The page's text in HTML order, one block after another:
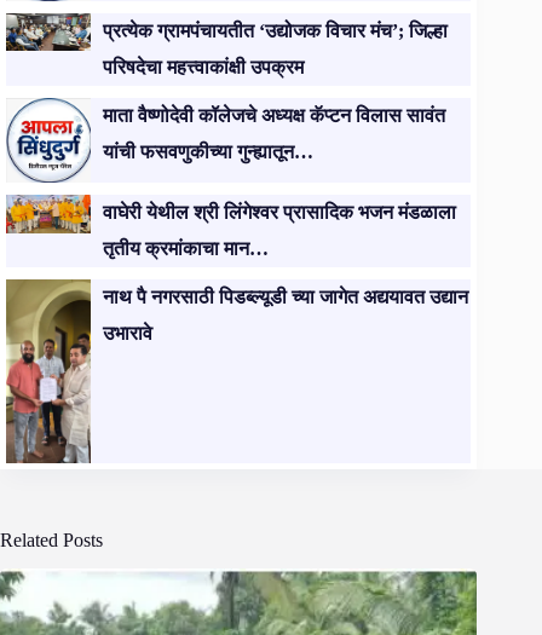
प्रत्येक ग्रामपंचायतीत ‘उद्योजक विचार मंच’; जिल्हा
परिषदेचा महत्त्वाकांक्षी उपक्रम
माता वैष्णोदेवी कॉलेजचे अध्यक्ष कॅप्टन विलास सावंत
यांची फसवणुकीच्या गुन्ह्यातून…
वाघेरी येथील श्री लिंगेश्वर प्रासादिक भजन मंडळाला
तृतीय क्रमांकाचा मान…
नाथ पै नगरसाठी पिडब्ल्यूडी च्या जागेत अद्ययावत उद्यान
उभारावे
Related Posts